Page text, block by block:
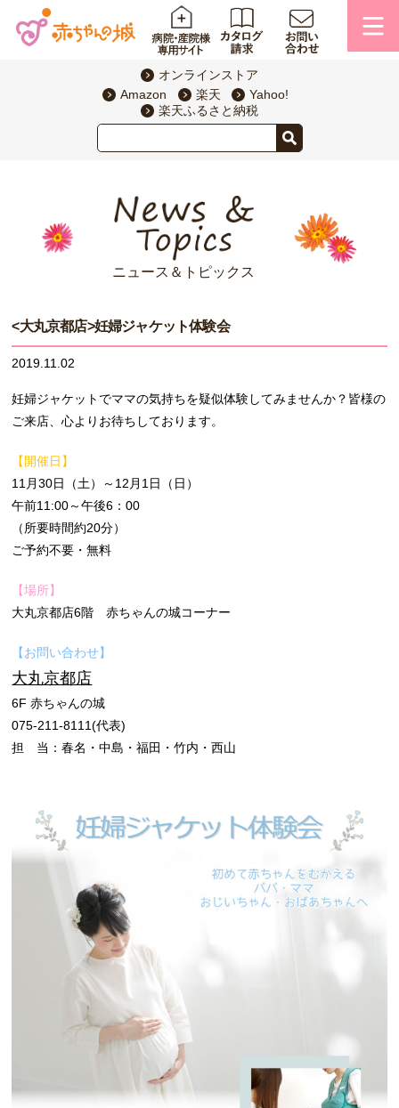
オンラインストア
Amazon
楽天
Yahoo!
楽天ふるさと納税
ニュース＆トピックス
<大丸京都店>妊婦ジャケット体験会
2019.11.02
妊婦ジャケットでママの気持ちを疑似体験してみませんか？皆様の
ご来店、心よりお待ちしております。
【開催日】
11月30日（土）～12月1日（日）
午前11:00～午後6：00
（所要時間約20分）
ご予約不要・無料
【場所】
大丸京都店6階 赤ちゃんの城コーナー
【お問い合わせ】
大丸京都店
6F 赤ちゃんの城
075-211-8111(代表)
担 当：春名・中島・福田・竹内・西山